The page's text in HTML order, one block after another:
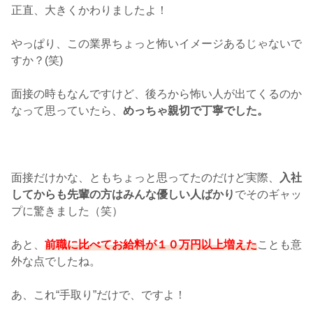
正直、大きくかわりましたよ！
やっぱり、この業界ちょっと怖いイメージあるじゃないで
すか？(笑)
面接の時もなんですけど、後ろから怖い人が出てくるのか
なって思っていたら、 めっちゃ親切で丁寧でした。
面接だけかな、ともちょっと思ってたのだけど実際、
入社
してからも先輩の方はみんな優しい人ばかり でそのギャッ
プに驚きました（笑）
あと、 前職に比べてお給料が１０万円以上増えたことも意
外な点でしたね。
あ、これ“手取り”だけで、ですよ！